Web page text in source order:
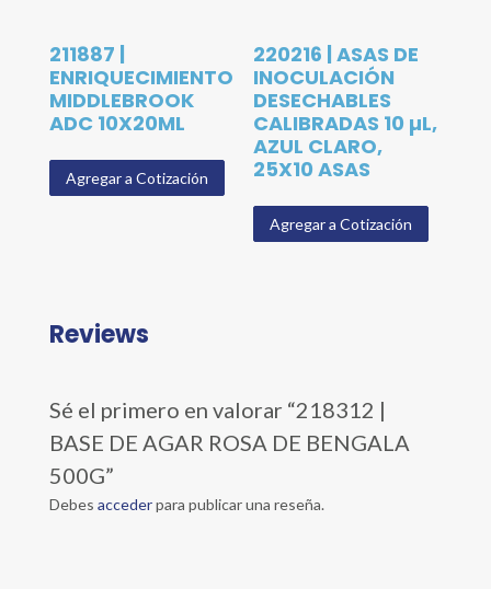
211887 |
ENRIQUECIMIENTO
MIDDLEBROOK
ADC 10X20ML
Agregar a Cotización
220216 | ASAS DE
INOCULACIÓN
DESECHABLES
CALIBRADAS 10 µL,
AZUL CLARO,
25X10 ASAS
Agregar a Cotización
Reviews
Sé el primero en valorar “218312 |
BASE DE AGAR ROSA DE BENGALA
500G”
Debes accederpara publicar una reseña.